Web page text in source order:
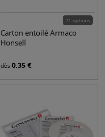
21 options
Carton entoilé Armaco
Honsell
dès 0,35 €